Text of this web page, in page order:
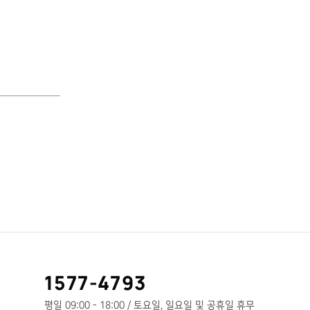
고
객
센
1577-4793
평일 09:00 - 18:00 / 토요일, 일요일 및 공휴일 휴무